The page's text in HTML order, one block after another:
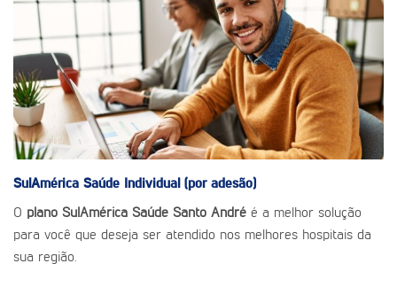
SulAmérica Saúde Individual (por adesão)
O plano SulAmérica Saúde Santo André é a melhor solução
para você que deseja ser atendido nos melhores hospitais da
sua região.